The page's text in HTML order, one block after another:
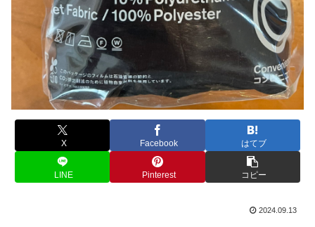
X Facebook はてブ
LINE Pinterest コピー
2024.09.13